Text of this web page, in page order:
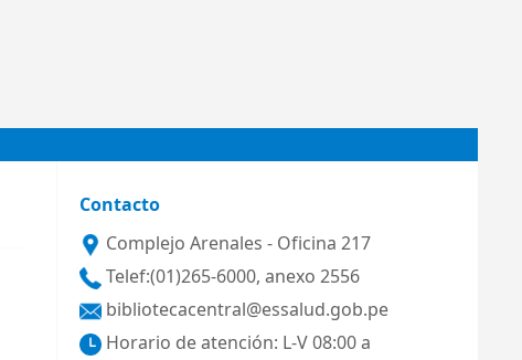
Contacto
Complejo Arenales - Oficina 217
Telef:(01)265-6000, anexo 2556
bibliotecacentral@essalud.gob.pe
Horario de atención: L-V 08:00 a